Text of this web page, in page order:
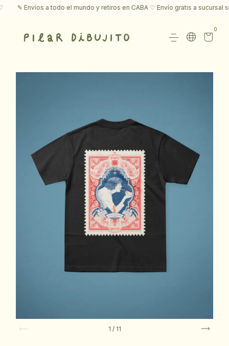
✎ Envíos a todo el mundo y retiros en CABA ♡ Envío gratis a sucursal
0
1 / 11